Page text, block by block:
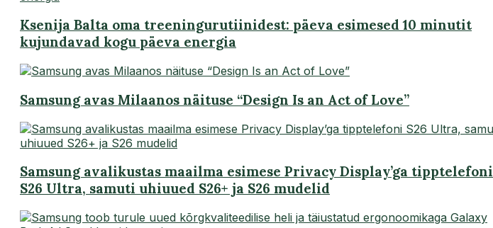
Ksenija Balta oma treeningurutiinidest: päeva esimesed 10 minutit
kujundavad kogu päeva energia
Samsung avas Milaanos näituse “Design Is an Act of Love”
Samsung avalikustas maailma esimese Privacy Display’ga tipptelefoni
S26 Ultra, samuti uhiuued S26+ ja S26 mudelid